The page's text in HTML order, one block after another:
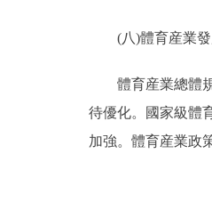
(八)體育産業發
體育産業總體規
待優化。國家級體
加強。體育産業政